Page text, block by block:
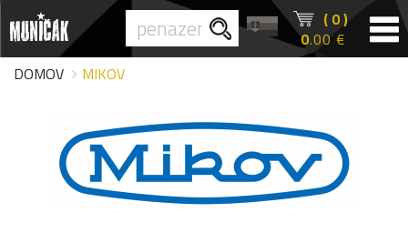
( 0 )
0.00 €
DOMOV
MIKOV